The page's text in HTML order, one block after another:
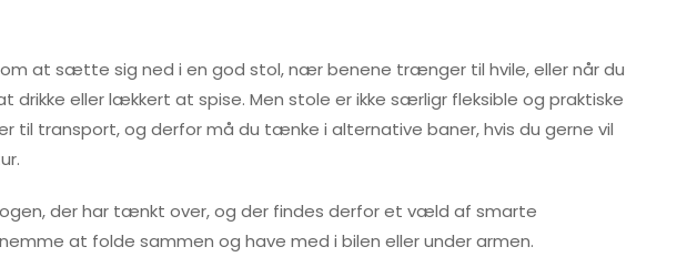
at sætte sig ned i en god stol, nær benene trænger til hvile, eller når du
drikke eller lækkert at spise. Men stole er ikke særligr fleksible og praktiske
til transport, og derfor må du tænke i alternative baner, hvis du gerne vil
der har tænkt over, og der findes derfor et væld af smarte
at folde sammen og have med i bilen eller under armen.